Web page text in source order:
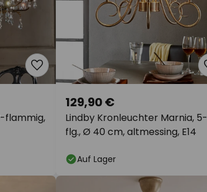
flammig,
Lindby Kronleuchter Marnia, 5-
flg., Ø 40 cm, altmessing, E14
129,90 €
Auf Lager